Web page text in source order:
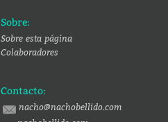
Sobre:
Sobre esta página
Colaboradores
Contacto:
nacho@nachobellido.com